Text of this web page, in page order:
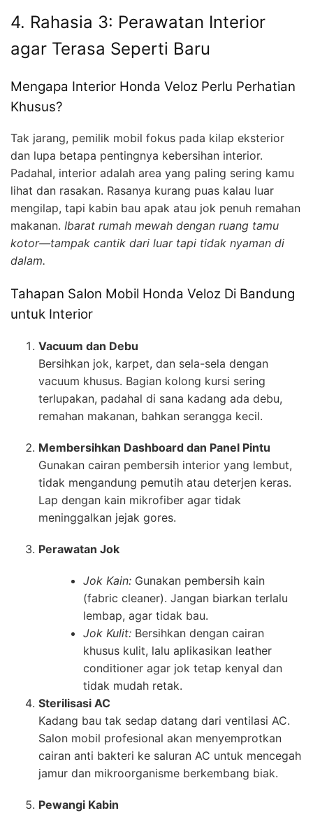
4. Rahasia 3: Perawatan Interior
agar Terasa Seperti Baru
Mengapa Interior Honda Veloz Perlu Perhatian
Khusus?
Tak jarang, pemilik mobil fokus pada kilap eksterior
dan lupa betapa pentingnya kebersihan interior.
Padahal, interior adalah area yang paling sering kamu
lihat dan rasakan. Rasanya kurang puas kalau luar
mengilap, tapi kabin bau apak atau jok penuh remahan
makanan. Ibarat rumah mewah dengan ruang tamu
kotor—tampak cantik dari luar tapi tidak nyaman di
dalam.
Tahapan Salon Mobil Honda Veloz Di Bandung
untuk Interior
Vacuum dan Debu
Bersihkan jok, karpet, dan sela-sela dengan
vacuum khusus. Bagian kolong kursi sering
terlupakan, padahal di sana kadang ada debu,
remahan makanan, bahkan serangga kecil.
Membersihkan Dashboard dan Panel Pintu
Gunakan cairan pembersih interior yang lembut,
tidak mengandung pemutih atau deterjen keras.
Lap dengan kain mikrofiber agar tidak
meninggalkan jejak gores.
Perawatan Jok
Jok Kain: Gunakan pembersih kain
(fabric cleaner). Jangan biarkan terlalu
lembap, agar tidak bau.
Jok Kulit: Bersihkan dengan cairan
khusus kulit, lalu aplikasikan leather
conditioner agar jok tetap kenyal dan
tidak mudah retak.
Sterilisasi AC
Kadang bau tak sedap datang dari ventilasi AC.
Salon mobil profesional akan menyemprotkan
cairan anti bakteri ke saluran AC untuk mencegah
jamur dan mikroorganisme berkembang biak.
Pewangi Kabin